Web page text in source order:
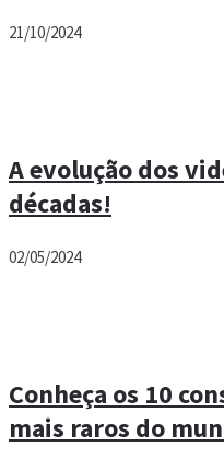
21/10/2024
A evolução dos
décadas!
02/05/2024
Conheça os 10
mais raros do